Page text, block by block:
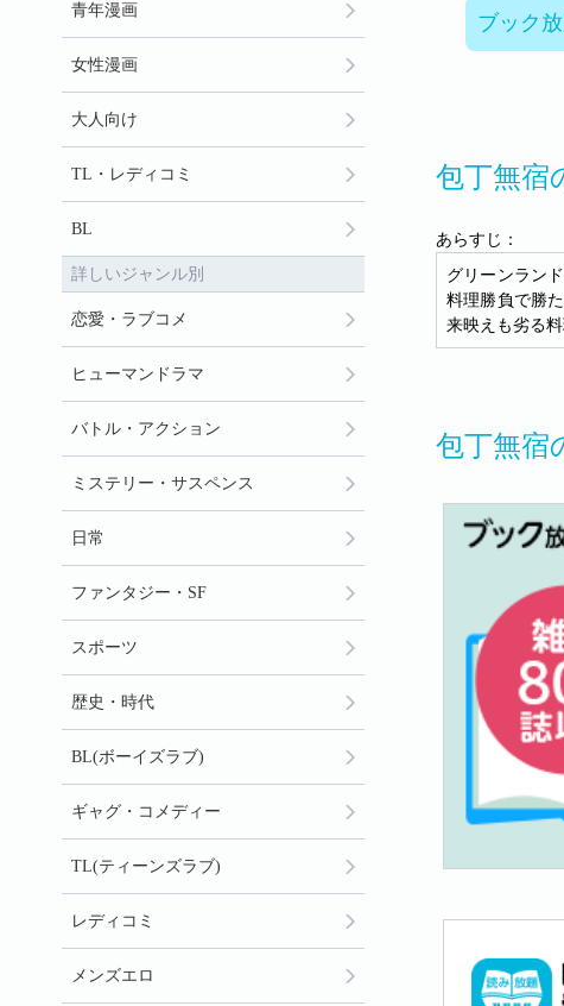
ブック
包丁無宿
あらすじ：
グリーンラン
料理勝負で勝
来映えも劣る
包丁無宿
青年漫画
女性漫画
大人向け
TL・レディコミ
BL
詳しいジャンル別
恋愛・ラブコメ
ヒューマンドラマ
バトル・アクション
ミステリー・サスペンス
日常
ファンタジー・SF
スポーツ
歴史・時代
BL(ボーイズラブ)
ギャグ・コメディー
TL(ティーンズラブ)
レディコミ
メンズエロ